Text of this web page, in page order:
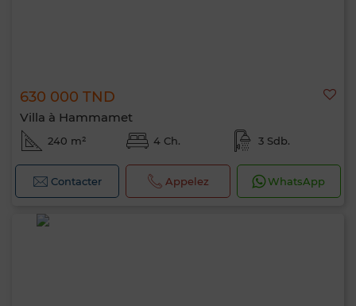
630 000 TND
Villa à Hammamet
240 m² 4 Ch. 3 Sdb.
Contacter Appelez WhatsApp